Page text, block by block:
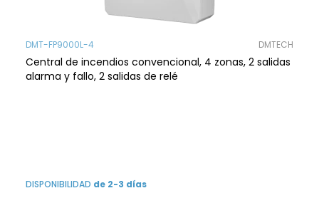
DMT-FP9000L-4 DMTECH
Central de incendios convencional, 4 zonas, 2 salidas
alarma y fallo, 2 salidas de relé
DISPONIBILIDAD de 2-3 días